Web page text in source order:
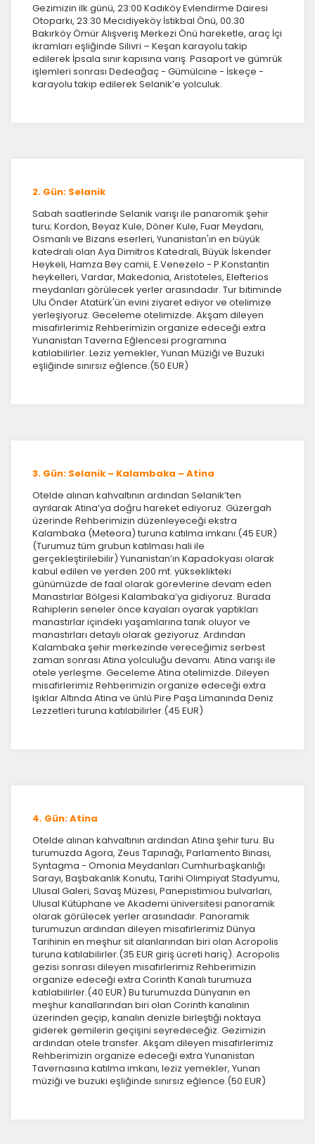
ÇEREZ KULLANIM AYARLARINIZ
Çerez tercihlerinizibelirleyin.
Daha fazla bilgi içinKVKK bilgilendirmemizi,çerez kullanım
vegizlilik koşullarınıinceleyebilirsiniz.
Zorunlu Çerezler HER ZAMAN AKTIF
Oturum yönetimi, güvenlik ve temel site işlevleri için
Gezimizin ilk günü, 23:00 Kadıköy Evlendirme Dairesi
Otoparkı, 23.30 Mecidiyeköy İstikbal Önü, 00.30
Bakırköy Ömür Alışveriş Merkezi Önü hareketle, araç İçi
ikramları eşliğinde Silivri – Keşan karayolu takip
edilerek İpsala sınır kapısına varış. Pasaport ve gümrük
işlemleri sonrası Dedeağaç - Gümülcine - İskeçe -
karayolu takip edilerek Selanik’e yolculuk.
2. Gün: Selanik
Sabah saatlerinde Selanik varışı ile panaromik şehir
turu; Kordon, Beyaz Kule, Döner Kule, Fuar Meydanı,
Osmanlı ve Bizans eserleri, Yunanistan'ın en büyük
katedrali olan Aya Dimitros Katedrali, Büyük İskender
Heykeli, Hamza Bey camii, E.Venezelo - P.Konstantin
heykelleri, Vardar, Makedonia, Aristoteles, Elefterios
meydanları görülecek yerler arasındadır. Tur bitiminde
Ulu Önder Atatürk'ün evini ziyaret ediyor ve otelimize
yerleşiyoruz. Geceleme otelimizde. Akşam dileyen
misafirlerimiz Rehberimizin organize edeceği extra
Yunanistan Taverna Eğlencesi programına
katılabilirler. Leziz yemekler, Yunan Müziği ve Buzuki
eşliğinde sınırsız eğlence.(50 EUR)
3. Gün: Selanik – Kalambaka – Atina
Otelde alınan kahvaltının ardından Selanik’ten
ayrılarak Atina’ya doğru hareket ediyoruz. Güzergah
üzerinde Rehberimizin düzenleyeceği ekstra
Kalambaka (Meteora) turuna katılma imkanı.(45 EUR)
(Turumuz tüm grubun katılması hali ile
gerçekleştirilebilir) Yunanistan’ın Kapadokyası olarak
kabul edilen ve yerden 200 mt. yükseklikteki
günümüzde de faal olarak görevlerine devam eden
Manastırlar Bölgesi Kalambaka’ya gidiyoruz. Burada
Rahiplerin seneler önce kayaları oyarak yaptıkları
manastırlar içindeki yaşamlarına tanık oluyor ve
manastırları detaylı olarak geziyoruz. Ardından
Kalambaka şehir merkezinde vereceğimiz serbest
zaman sonrası Atina yolculuğu devamı. Atina varışı ile
otele yerleşme. Geceleme Atina otelimizde. Dileyen
misafirlerimiz Rehberimizin organize edeceği extra
Işıklar Altında Atina ve ünlü Pire Paşa Limanında Deniz
Lezzetleri turuna katılabilirler.(45 EUR)
4. Gün: Atina
Otelde alınan kahvaltının ardından Atina şehir turu. Bu
turumuzda Agora, Zeus Tapınağı, Parlamento Binası,
Syntagma - Omonia Meydanları Cumhurbaşkanlığı
Sarayı, Başbakanlık Konutu, Tarihi Olimpiyat Stadyumu,
Ulusal Galeri, Savaş Müzesi, Panepistimiou bulvarları,
Ulusal Kütüphane ve Akademi üniversitesi panoramik
olarak görülecek yerler arasındadır. Panoramik
turumuzun ardından dileyen misafirlerimiz Dünya
Tarihinin en meşhur sit alanlarından biri olan Acropolis
turuna katılabilirler.(35 EUR giriş ücreti hariç). Acropolis
gezisi sonrası dileyen misafirlerimiz Rehberimizin
organize edeceği extra Corinth Kanalı turumuza
katılabilirler.(40 EUR) Bu turumuzda Dünyanın en
meşhur kanallarından biri olan Corinth kanalının
üzerinden geçip, kanalın denizle birleştiği noktaya
giderek gemilerin geçişini seyredeceğiz. Gezimizin
ardından otele transfer. Akşam dileyen misafirlerimiz
Rehberimizin organize edeceği extra Yunanistan
Tavernasına katılma imkanı, leziz yemekler, Yunan
müziği ve buzuki eşliğinde sınırsız eğlence.(50 EUR)